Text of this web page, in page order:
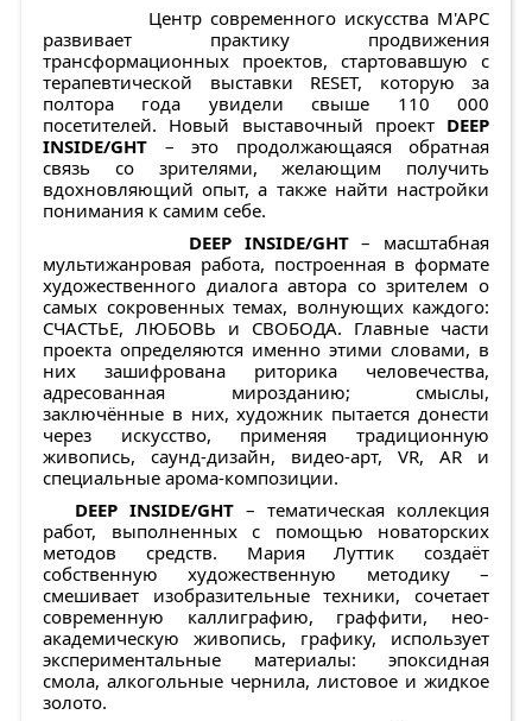
Центр современного искусства М'АРС
развивает практику продвижения
трансформационных проектов, стартовавшую с
терапевтической выставки RESET, которую за
полтора года увидели свыше 110 000
посетителей. Новый выставочный проект DEEP
INSIDE/GHT – это продолжающаяся обратная
связь со зрителями, желающим получить
вдохновляющий опыт, а также найти настройки
понимания к самим себе.
DEEP INSIDE/GHT– масштабная
мультижанровая работа, построенная в формате
художественного диалога автора со зрителем о
самых сокровенных темах, волнующих каждого:
СЧАСТЬЕ, ЛЮБОВЬ и СВОБОДА. Главные части
проекта определяются именно этими словами, в
них зашифрована риторика человечества,
адресованная мирозданию; смыслы,
заключённые в них, художник пытается донести
через искусство, применяя традиционную
живопись, саунд-дизайн, видео-арт, VR, AR и
специальные арома-композиции.
DEEP INSIDE/GHT – тематическая коллекция
работ, выполненных с помощью новаторских
методов средств. Мария Луттик создаёт
собственную художественную методику –
смешивает изобразительные техники, сочетает
современную каллиграфию, граффити, нео-
академическую живопись, графику, использует
экспериментальные материалы: эпоксидная
смола, алкогольные чернила, листовое и жидкое
золото.